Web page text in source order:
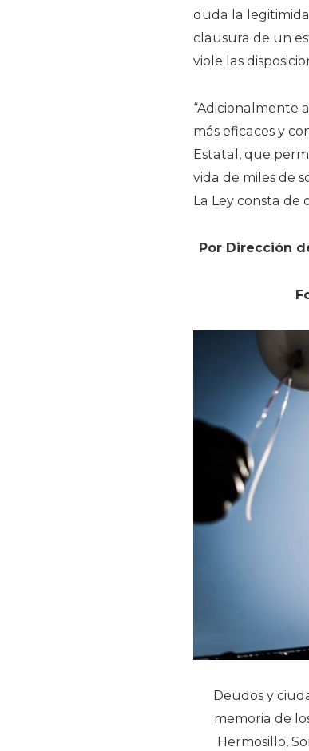
duda la
clausura de un
viole las
“Adicionalmente
más eficaces y
Estatal, que
vida de miles de
La Ley consta de
Por Dirección
Deudos y
memoria de
Hermosillo,